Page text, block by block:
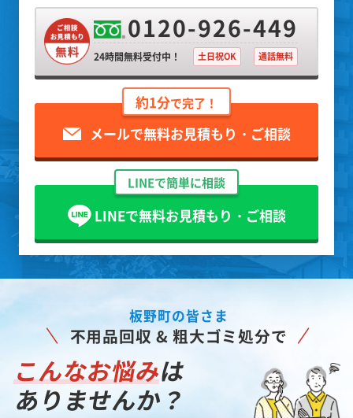
0120-926-449
24時間無料受付中！ 土日祝OK 通話無料
約1分で完了！
メールで無料お見積もり・ご相談
LINEで簡単に相談
LINEで無料お見積もり・ご相談
板野町の皆さま
不用品回収 & 粗大ゴミ処分で
こんなお悩みは
ありませんか？